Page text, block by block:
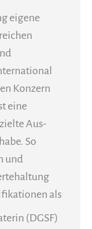
eigene
Konzern
eine
Aus-
So
und
als
(DGSF)